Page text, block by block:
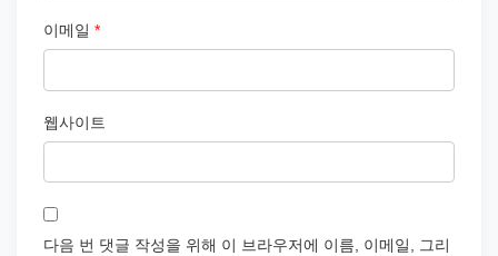
이메일 *
웹사이트
다음 번 댓글 작성을 위해 이 브라우저에 이름, 이메일, 그리